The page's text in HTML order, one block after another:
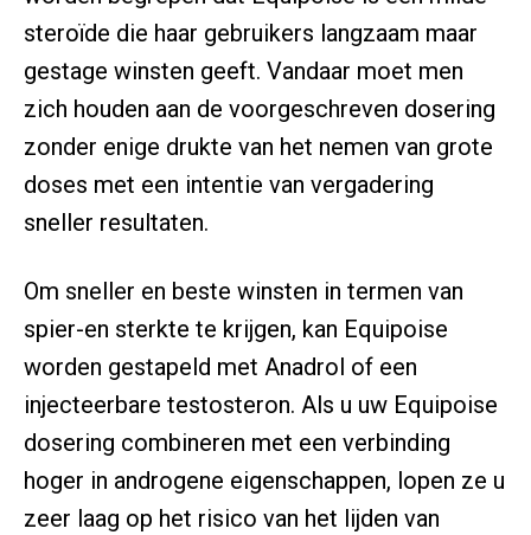
steroïde die haar gebruikers langzaam maar
gestage winsten geeft. Vandaar moet men
zich houden aan de voorgeschreven dosering
zonder enige drukte van het nemen van grote
doses met een intentie van vergadering
sneller resultaten.
Om sneller en beste winsten in termen van
spier-en sterkte te krijgen, kan Equipoise
worden gestapeld met Anadrol of een
injecteerbare testosteron. Als u uw Equipoise
dosering combineren met een verbinding
hoger in androgene eigenschappen, lopen ze u
zeer laag op het risico van het lijden van